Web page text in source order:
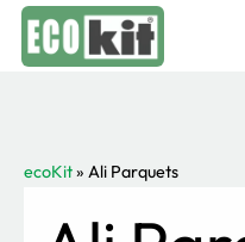
Skip
to
content
Porte e Maniglie
Rivestimenti
ecoKit» Ali Parquets